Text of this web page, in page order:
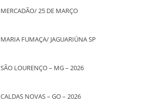
MERCADÃO/ 25 DE MARÇO
MARIA FUMAÇA/ JAGUARIÚNA SP
SÃO LOURENÇO – MG – 2026
CALDAS NOVAS – GO – 2026